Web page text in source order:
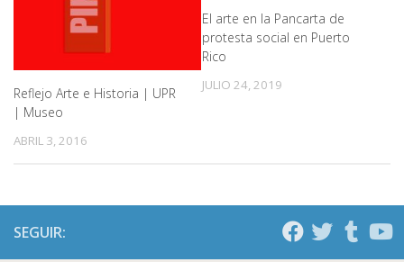
Reflejo Arte e Historia | UPR
| Museo
ABRIL 3, 2016
El arte en la Pancarta de
protesta social en Puerto
Rico
JULIO 24, 2019
SEGUIR: